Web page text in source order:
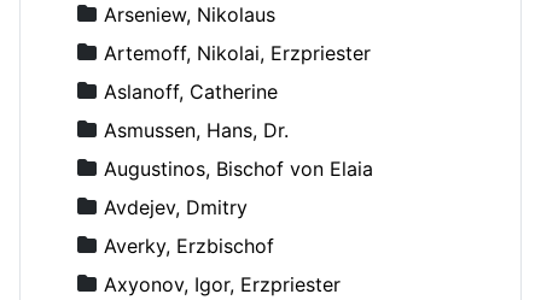
Arseniew, Nikolaus
Artemoff, Nikolai, Erzpriester
Aslanoff, Catherine
Asmussen, Hans, Dr.
Augustinos, Bischof von Elaia
Avdejev, Dmitry
Averky, Erzbischof
Axyonov, Igor, Erzpriester